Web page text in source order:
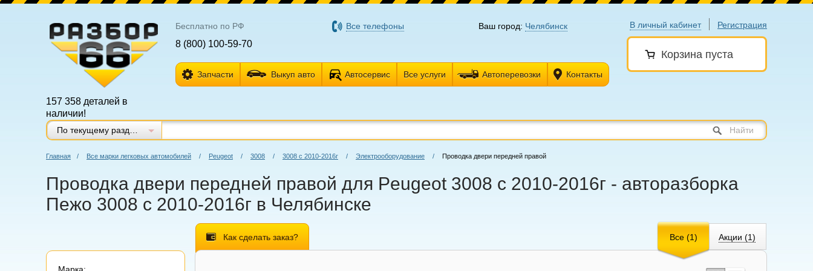
В личный кабинет Регистрация
Корзина пуста
157 358 деталей в
наличии!
Бесплатно по РФ
8 (800) 100-59-70
Все телефоны Ваш город: Челябинск
Запчасти Выкуп авто Автосервис Все услуги Автоперевозки Контакты
Найти
Главная / Все марки легковых автомобилей / Peugeot / 3008 / 3008 с 2010-2016г / Электрооборудование / Проводка двери передней правой
Проводка двери передней правой для Peugeot 3008 с 2010-2016г - авторазборка
Пежо 3008 с 2010-2016г в Челябинске
Все (1) Акции (1)
Как сделать заказ?